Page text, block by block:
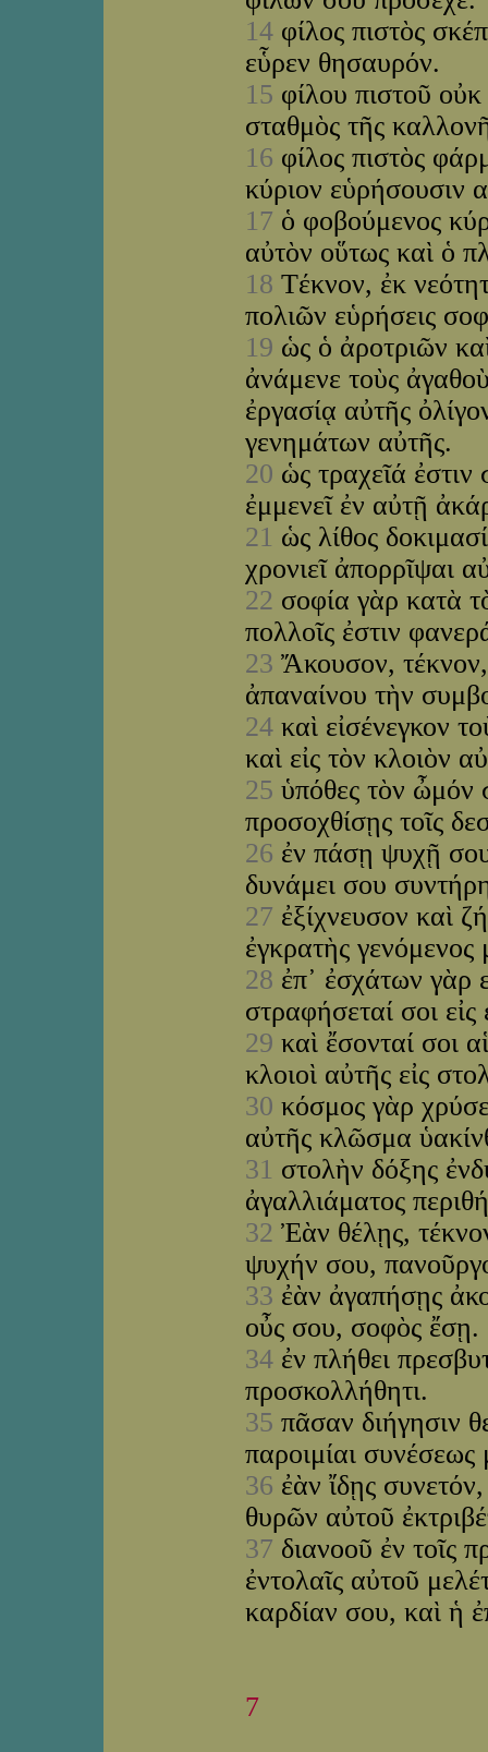
14 φίλος πιστὸς
εὗρεν θησαυρόν.
15 φίλου πιστοῦ
σταθμὸς τῆς
16 φίλος πιστὸς
κύριον εὑρήσουσιν
17 ὁ φοβούμενος
αὐτὸν οὕτως καὶ ὁ
18 Τέκνον, ἐκ
πολιῶν εὑρήσεις
19 ὡς ὁ ἀροτριῶν
ἀνάμενε τοὺς
ἐργασίᾳ αὐτῆς
γενημάτων αὐτῆς.
20 ὡς τραχεῖά ἐστιν
ἐμμενεῖ ἐν αὐτῇ
21 ὡς λίθος
χρονιεῖ ἀπορρῖψαι
22 σοφία γὰρ κατὰ
πολλοῖς ἐστιν
23 Ἄκουσον,
ἀπαναίνου τὴν
24 καὶ εἰσένεγκον
καὶ εἰς τὸν κλοιὸν
25 ὑπόθες τὸν ὦμόν
προσοχθίσῃς τοῖς
26 ἐν πάσῃ ψυχῇ
δυνάμει σου
27 ἐξίχνευσον καὶ
ἐγκρατὴς
28 ἐπ᾽ ἐσχάτων γὰρ
στραφήσεταί σοι
29 καὶ ἔσονταί σοι
κλοιοὶ αὐτῆς εἰς
30 κόσμος γὰρ
αὐτῆς κλῶσμα
31 στολὴν δόξης
ἀγαλλιάματος
32 Ἐὰν θέλῃς,
ψυχήν σου,
33 ἐὰν ἀγαπήσῃς
οὖς σου, σοφὸς ἔσῃ.
34 ἐν πλήθει
προσκολλήθητι.
35 πᾶσαν διήγησιν
παροιμίαι
36 ἐὰν ἴδῃς
θυρῶν αὐτοῦ
37 διανοοῦ ἐν τοῖς
ἐντολαῖς αὐτοῦ
καρδίαν σου, καὶ ἡ
7